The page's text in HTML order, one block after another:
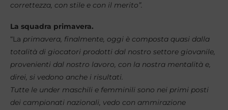
correttezza, con stile e con il merito”.
La squadra primavera.
“La primavera, finalmente, oggi è composta quasi dalla
totalità di giocatori prodotti dal nostro settore giovanile,
provenienti dal nostro lavoro, con la nostra mentalità e,
direi, si vedono anche i risultati.
Tutte le under maschili e femminili sono nei primi posti
dei campionati nazionali, vedo con ammirazione